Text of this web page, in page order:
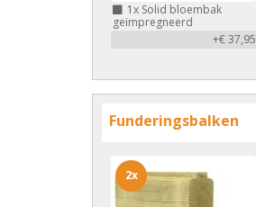
1x Solid bloembak
geïmpregneerd
+€ 37,95
Funderingsbalken
2x